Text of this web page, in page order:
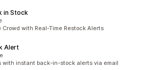
in Stock
with Real-Time Restock Alerts
Alert
with instant back-in-stock alerts via email